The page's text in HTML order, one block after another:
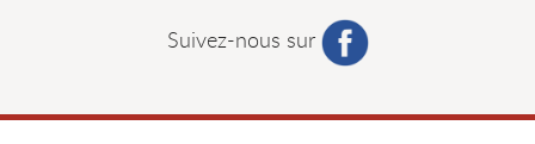
Suivez-nous sur